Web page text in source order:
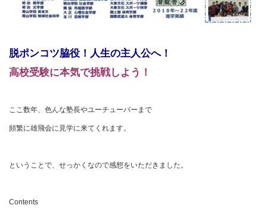
脱ポンコツ脇役！人生の主人公へ！
高校受験に本気で挑戦しよう！
ここ数年、色んな塾長やユーチューバーまで
頻繁に雄飛会に見学に来てくれます。
ということで、せっかくなので感想をいただきました。
Contents